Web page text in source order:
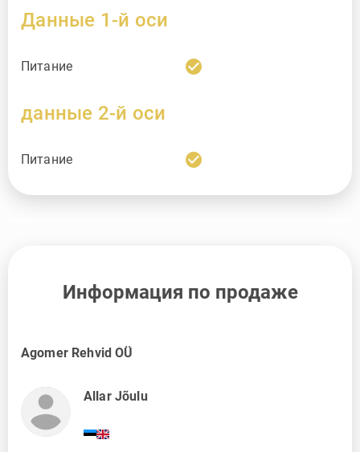
Данные 1-й оси
Питание check_circle
данные 2-й оси
Питание check_circle
Информация по продаже
Agomer Rehvid OÜ
Allar Jõulu